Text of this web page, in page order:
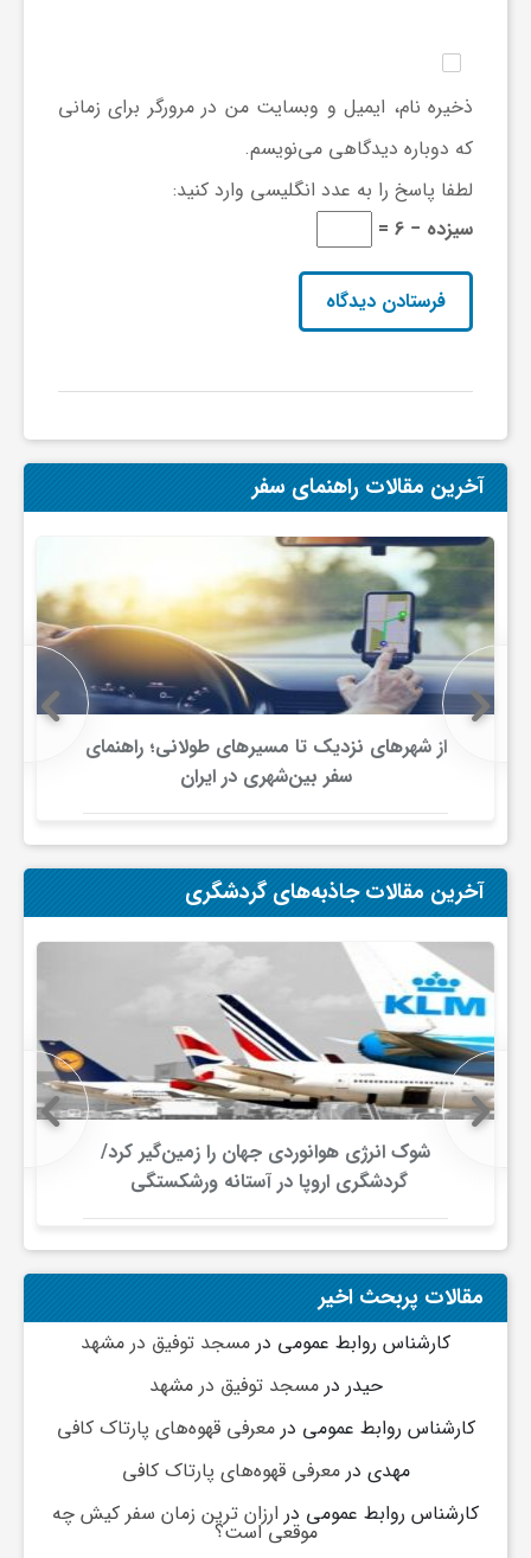
ت
ص
ش
ذخیره نام، ایمیل و وبسایت من در مرورگر برای زمانی
که دوباره دیدگاهی می‌نویسم.
لطفا پاسخ را به عدد انگلیسی وارد کنید:
سیزده − 6 =
آخرین مقالات راهنمای سفر
از شهرهای نزدیک تا مسیرهای طولانی؛ راهنمای
سفر بین‌شهری در ایران
آخرین مقالات جاذبه‌های گردشگری
شوک انرژی هوانوردی جهان را زمین‌گیر کرد/
گردشگری اروپا در آستانه ورشکستگی
مقالات پربحث اخیر
کارشناس روابط عمومی در مسجد توفیق در مشهد
حیدر درمسجد توفیق در مشهد
کارشناس روابط عمومی درمعرفی قهوه‌های پارتاک کافی
مهدی درمعرفی قهوه‌های پارتاک کافی
کارشناس روابط عمومی در ارزان ترین زمان سفر کیش چه
موقعی است؟